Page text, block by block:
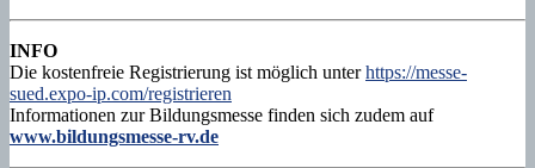
INFO
Die kostenfreie Registrierung ist möglich unterhttps://messe-
sued.expo-ip.com/registrieren
Informationen zur Bildungsmesse finden sich zudem auf
www.bildungsmesse-rv.de